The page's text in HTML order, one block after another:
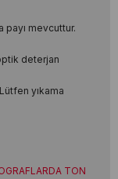
payı mevcuttur.
deterjan
yıkama
TON